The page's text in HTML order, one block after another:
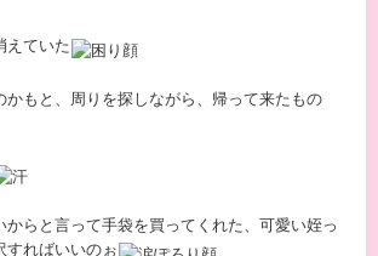
えていた
かもと、周りを探しながら、帰って来たもの
からと言って手袋を買ってくれた、可愛い姪っ
すればいいのぉ